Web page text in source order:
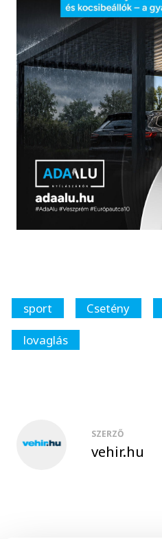
sport Csetény
lovaglás
SZERZŐ
vehir.hu